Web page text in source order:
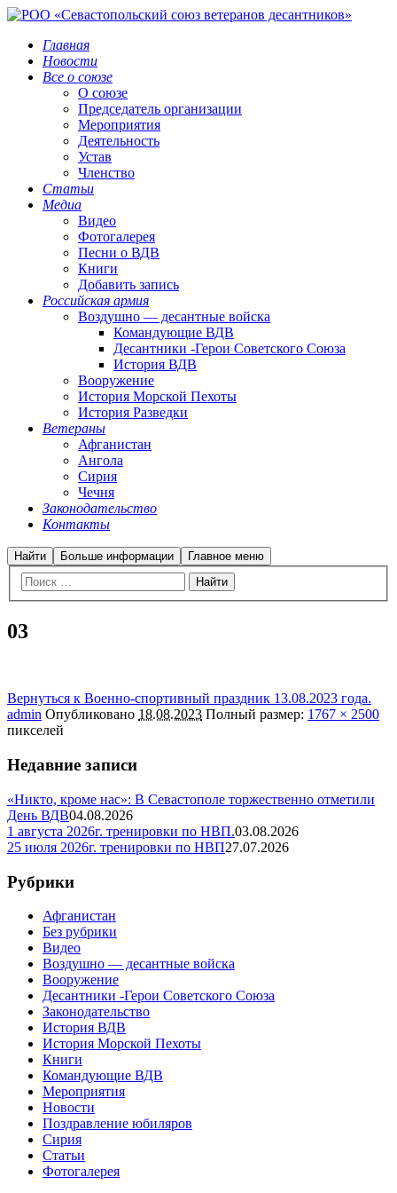
Главная
Новости
Все о союзе
О союзе
Председатель организации
Мероприятия
Деятельность
Устав
Членство
Статьи
Медиа
Видео
Фотогалерея
Песни о ВДВ
Книги
Добавить запись
Российская армия
Воздушно — десантные войска
Командующие ВДВ
Десантники -Герои Советского Союза
История ВДВ
Вооружение
История Морской Пехоты
История Разведки
Ветераны
Афганистан
Ангола
Сирия
Чечня
Законодательство
Контакты
Найти Больше информации Главное меню
03
Вернуться к Военно-спортивный праздник 13.08.2023 года.
admin Опубликовано 18.08.2023 Полный размер: 1767 × 2500
пикселей
Недавние записи
«Никто, кроме нас»: В Севастополе торжественно отметили
День ВДВ04.08.2026
1 августа 2026г. тренировки по НВП.03.08.2026
25 июля 2026г. тренировки по НВП27.07.2026
Рубрики
Афганистан
Без рубрики
Видео
Воздушно — десантные войска
Вооружение
Десантники -Герои Советского Союза
Законодательство
История ВДВ
История Морской Пехоты
Книги
Командующие ВДВ
Мероприятия
Новости
Поздравление юбиляров
Сирия
Статьи
Фотогалерея